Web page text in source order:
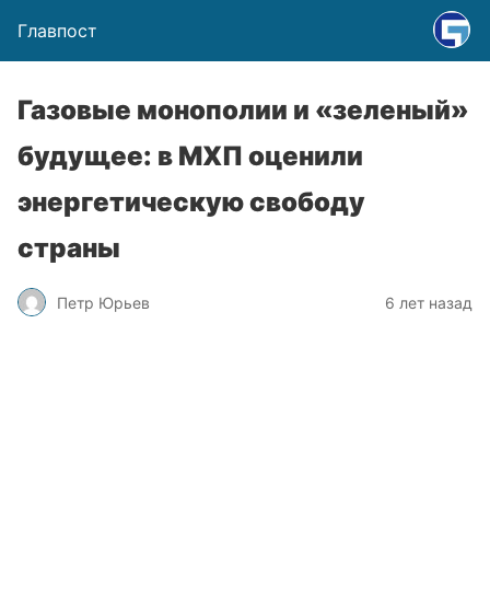
Главпост
Газовые монополии и «зеленый»
будущее: в МХП оценили
энергетическую свободу
страны
Петр Юрьев 6 лет назад